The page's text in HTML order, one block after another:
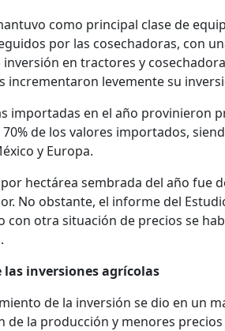
como principal clase de
por las cosechadoras, con
inversión en tractores y
incrementaron levemente su
importadas en el año provinieron
de los valores importados,
y Europa.
hectárea sembrada del año fue
No obstante, el informe del
con otra situación de precios se
las inversiones agrícolas
de la inversión se dio en un
de la producción y menores